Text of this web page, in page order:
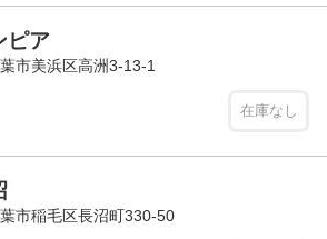
ピア
市美浜区高洲3-13-1
在庫なし
市稲毛区長沼町330-50